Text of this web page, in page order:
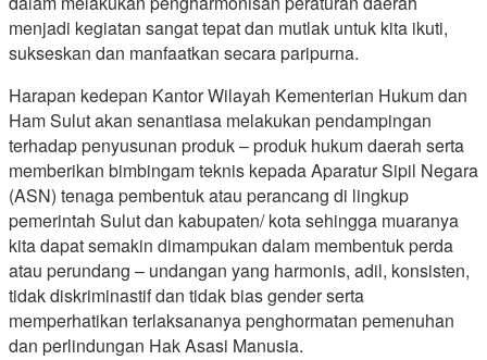
menjadi kegiatan sangat tepat dan mutlak untuk kita ikuti,
sukseskan dan manfaatkan secara paripurna.
Harapan kedepan Kantor Wilayah Kementerian Hukum dan
Ham Sulut akan senantiasa melakukan pendampingan
terhadap penyusunan produk – produk hukum daerah serta
memberikan bimbingam teknis kepada Aparatur Sipil Negara
(ASN) tenaga pembentuk atau perancang di lingkup
pemerintah Sulut dan kabupaten/ kota sehingga muaranya
kita dapat semakin dimampukan dalam membentuk perda
atau perundang – undangan yang harmonis, adil, konsisten,
tidak diskriminastif dan tidak bias gender serta
memperhatikan terlaksananya penghormatan pemenuhan
dan perlindungan Hak Asasi Manusia.